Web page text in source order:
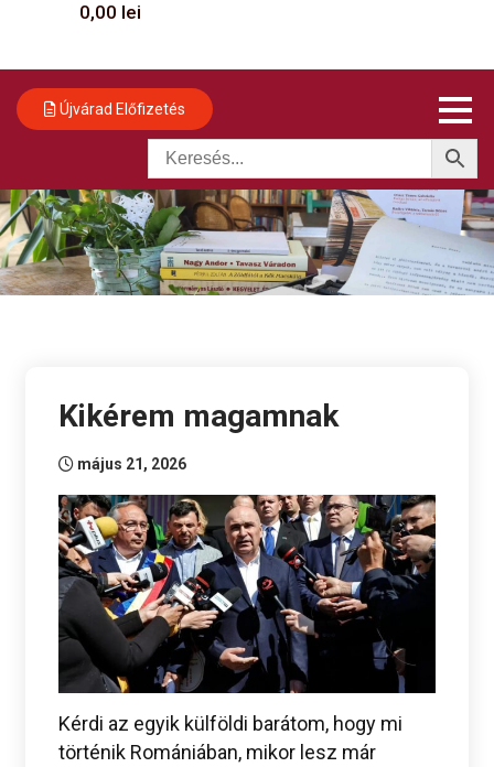
0,00 lei
Újvárad Előfizetés
Kikérem magamnak
május 21, 2026
Kérdi az egyik külföldi barátom, hogy mi
történik Romániában, mikor lesz már